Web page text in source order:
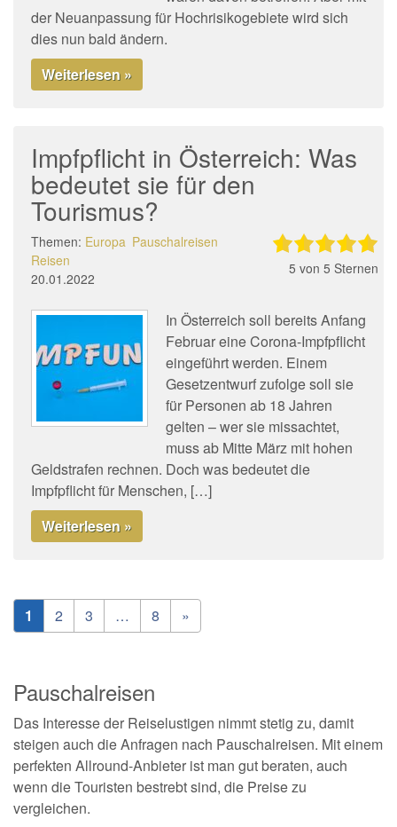
der Neuanpassung für Hochrisikogebiete wird sich
dies nun bald ändern.
Weiterlesen »
Impfpflicht in Österreich: Was
bedeutet sie für den
Tourismus?
Themen: Europa Pauschalreisen
Reisen
20.01.2022
5 von 5 Sternen
In Österreich soll bereits Anfang
Februar eine Corona-Impfpflicht
eingeführt werden. Einem
Gesetzentwurf zufolge soll sie
für Personen ab 18 Jahren
gelten – wer sie missachtet,
muss ab Mitte März mit hohen
Geldstrafen rechnen. Doch was bedeutet die
Impfpflicht für Menschen, […]
Weiterlesen »
1 2 3 … 8 »
Pauschalreisen
Das Interesse der Reiselustigen nimmt stetig zu, damit
steigen auch die Anfragen nach Pauschalreisen. Mit einem
perfekten Allround-Anbieter ist man gut beraten, auch
wenn die Touristen bestrebt sind, die Preise zu
vergleichen.